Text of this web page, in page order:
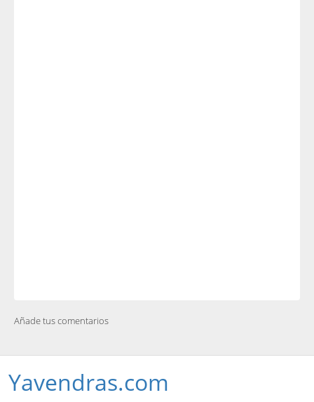
Añade tus comentarios
Yavendras.com